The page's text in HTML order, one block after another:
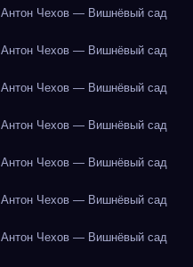
Антон Чехов — Вишнёвый сад
Антон Чехов — Вишнёвый сад
Антон Чехов — Вишнёвый сад
Антон Чехов — Вишнёвый сад
Антон Чехов — Вишнёвый сад
Антон Чехов — Вишнёвый сад
Антон Чехов — Вишнёвый сад